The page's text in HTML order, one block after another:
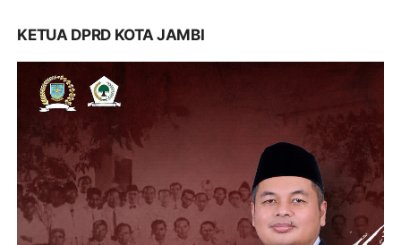
KETUA DPRD KOTA JAMBI